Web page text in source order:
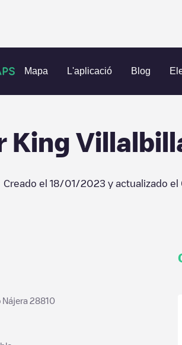
Mapa L'aplicació Blog
Espanya Madrid Villalbilla Burger King
King
Creado el 18/01/2023 y actualizado el
Nájera 28810